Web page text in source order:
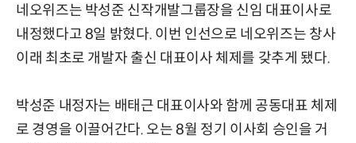
네오위즈는 박성준 신작개발그룹장을 신임 대표이사로
내정했다고 8일 밝혔다. 이번 인선으로 네오위즈는 창사
이래 최초로 개발자 출신 대표이사 체제를 갖추게 됐다.
박성준 내정자는 배태근 대표이사와 함께 공동대표 체제
로 경영을 이끌어간다. 오는 8월 정기 이사회 승인을 거